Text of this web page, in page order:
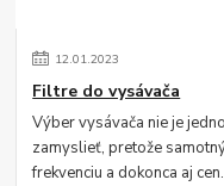
12.01.2023
Filtre do vysávača
Výber vysávača nie je
zamyslieť, pretože
frekvenciu a dokonca aj